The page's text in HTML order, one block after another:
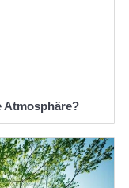
Atmosphäre?